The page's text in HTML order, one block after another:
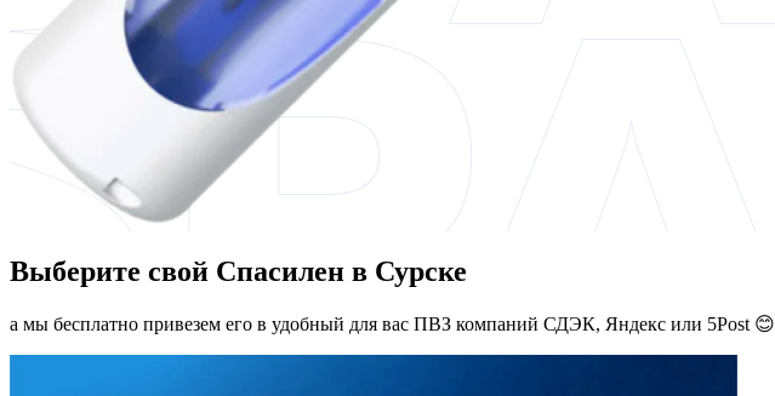
Выберите свой Спасилен в Сурске
а мы бесплатно привезем его в удобный для вас ПВЗ компаний СДЭК, Яндекс или 5Post 😊